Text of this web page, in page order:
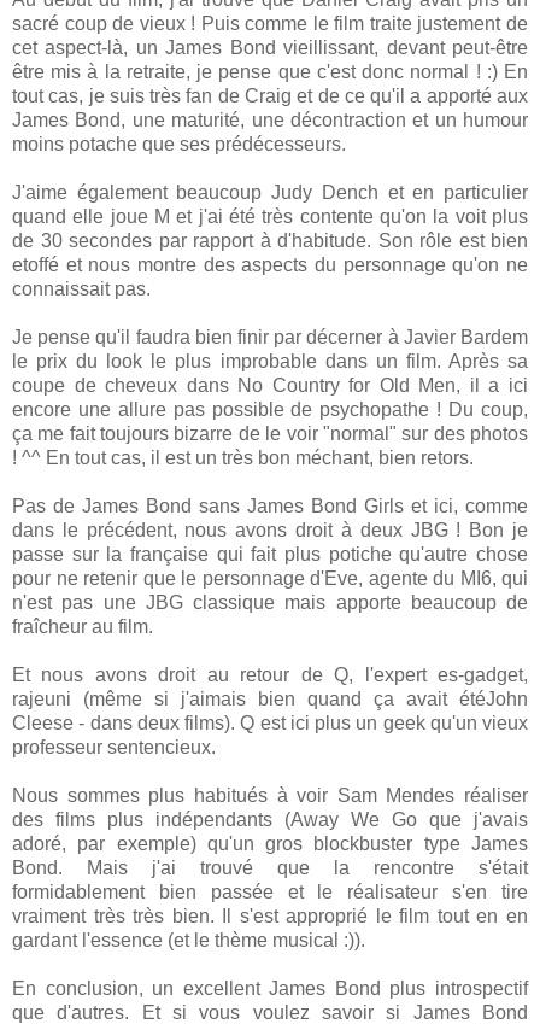
sacré coup de vieux ! Puis comme le film traite justement de
cet aspect-là, un James Bond vieillissant, devant peut-être
être mis à la retraite, je pense que c'est donc normal ! :) En
tout cas, je suis très fan de Craig et de ce qu'il a apporté aux
James Bond, une maturité, une décontraction et un humour
moins potache que ses prédécesseurs.
J'aime également beaucoup Judy Dench et en particulier
quand elle joue M et j'ai été très contente qu'on la voit plus
de 30 secondes par rapport à d'habitude. Son rôle est bien
etoffé et nous montre des aspects du personnage qu'on ne
connaissait pas.
Je pense qu'il faudra bien finir par décerner à Javier Bardem
le prix du look le plus improbable dans un film. Après sa
coupe de cheveux dans No Country for Old Men, il a ici
encore une allure pas possible de psychopathe ! Du coup,
ça me fait toujours bizarre de le voir "normal" sur des photos
! ^^ En tout cas, il est un très bon méchant, bien retors.
Pas de James Bond sans James Bond Girls et ici, comme
dans le précédent, nous avons droit à deux JBG ! Bon je
passe sur la française qui fait plus potiche qu'autre chose
pour ne retenir que le personnage d'Eve, agente du MI6, qui
n'est pas une JBG classique mais apporte beaucoup de
fraîcheur au film.
Et nous avons droit au retour de Q, l'expert es-gadget,
rajeuni (même si j'aimais bien quand ça avait étéJohn
Cleese - dans deux films). Q est ici plus un geek qu'un vieux
professeur sentencieux.
Nous sommes plus habitués à voir Sam Mendes réaliser
des films plus indépendants (Away We Go que j'avais
adoré, par exemple) qu'un gros blockbuster type James
Bond. Mais j'ai trouvé que la rencontre s'était
formidablement bien passée et le réalisateur s'en tire
vraiment très très bien. Il s'est approprié le film tout en en
gardant l'essence (et le thème musical :)).
En conclusion, un excellent James Bond plus introspectif
que d'autres. Et si vous voulez savoir si James Bond